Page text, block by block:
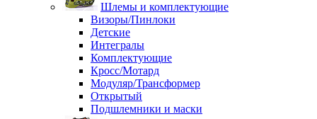
Шлемы и комплектующие
Визоры/Пинлоки
Детские
Интегралы
Комплектующие
Кросс/Мотард
Модуляр/Трансформер
Открытый
Подшлемники и маски